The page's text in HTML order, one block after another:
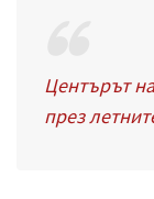
Центърът
през